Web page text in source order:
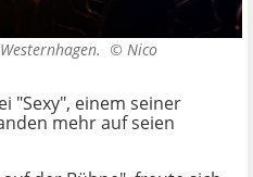
© Nico
"Sexy", einem seiner
mehr auf seien